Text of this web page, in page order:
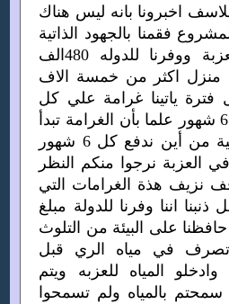
للاسف اخبرونا بانه ليس هناك
فقمنا بالجهود الذاتية
بتوصيل المجاري للعزبة ووفرنا للدوله 480الف
اكثر من خمسة الاف
ياتينا غرامة علي كل
منزل في العزبة كل 6 شهور علما بأن الغرامة تبدأ
من 500إلي 1000 جنية من أين ندفع كل 6 شهور
العزبة نرجوا منكم النظر
نزيف هذة الغرامات التي
اننا وفرنا للدولة مبلغ
حافظنا على البيئة من التلوث
في مياه الري قبل
المياه للعزبه ويتم
سمحتم بالمياه ولم تسمحوا